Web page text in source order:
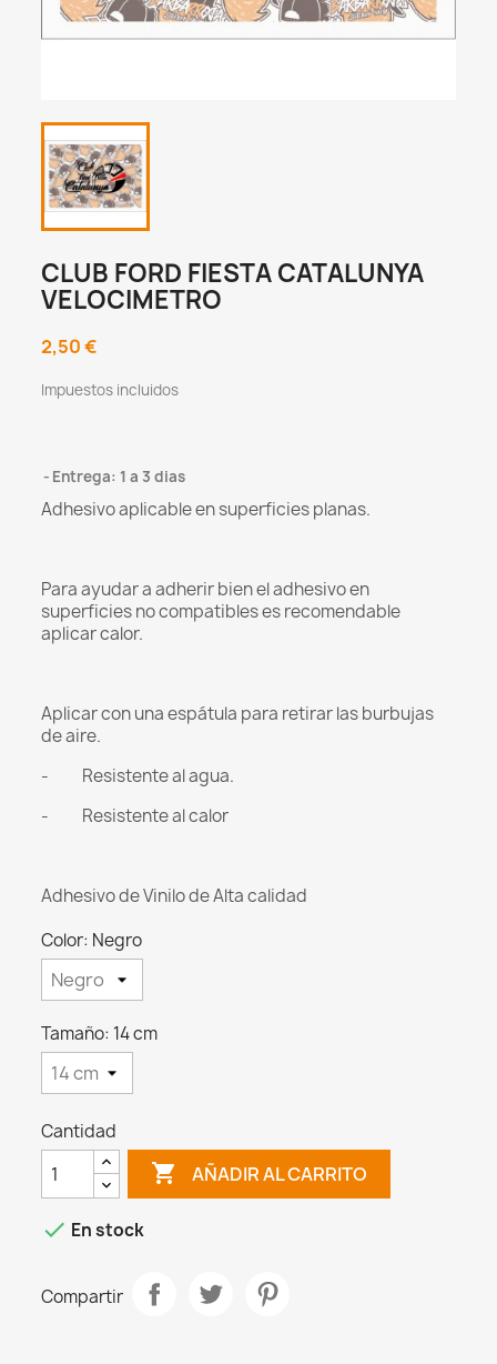
CLUB FORD FIESTA CATALUNYA
VELOCIMETRO
2,50 €
Impuestos incluidos
Entrega: 1 a 3 dias
Adhesivo aplicable en superficies planas.
Para ayudar a adherir bien el adhesivo en
superficies no compatibles es recomendable
aplicar calor.
Aplicar con una espátula para retirar las burbujas
de aire.
- Resistente al agua.
- Resistente al calor
Adhesivo de Vinilo de Alta calidad
Color: Negro
Tamaño: 14 cm
Cantidad
 AÑADIR AL CARRITO
 En stock
Compartir